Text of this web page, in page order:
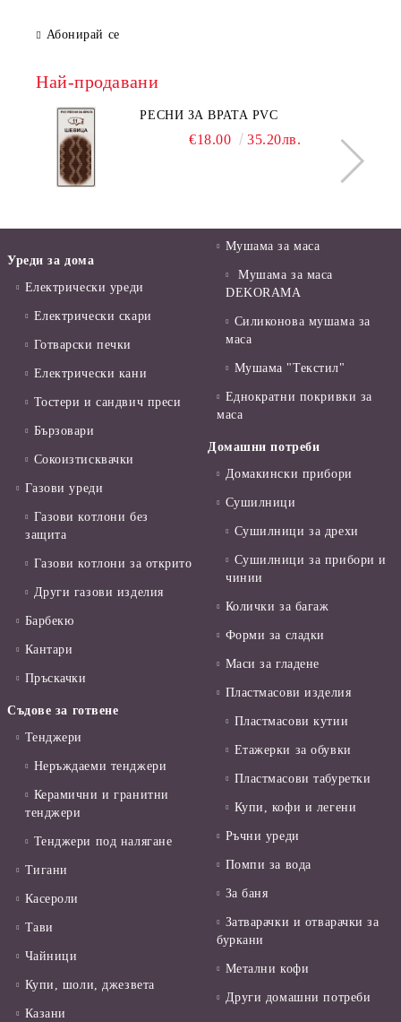
Абонирай се
Най-продавани
РЕСНИ ЗА ВРАТА PVC
€18.00 35.20лв.
Уреди за дома
Електрически уреди
Електрически скари
Готварски печки
Електрически кани
Тостери и сандвич преси
Бързовари
Сокоизтисквачки
Газови уреди
Газови котлони без
защита
Газови котлони за открито
Други газови изделия
Барбекю
Кантари
Пръскачки
Съдове за готвене
Тенджери
Неръждаеми тенджери
Керамични и гранитни
тенджери
Тенджери под налягане
Тигани
Касероли
Тави
Чайници
Купи, шоли, джезвета
Казани
Мушама за маса
Мушама за маса
DEKORAMA
Силиконова мушама за
маса
Мушама "Текстил"
Еднократни покривки за
маса
Домашни потреби
Домакински прибори
Сушилници
Сушилници за дрехи
Сушилници за прибори и
чинии
Колички за багаж
Форми за сладки
Маси за гладене
Пластмасови изделия
Пластмасови кутии
Етажерки за обувки
Пластмасови табуретки
Купи, кофи и легени
Ръчни уреди
Помпи за вода
За баня
Затварачки и отварачки за
буркани
Метални кофи
Други домашни потреби